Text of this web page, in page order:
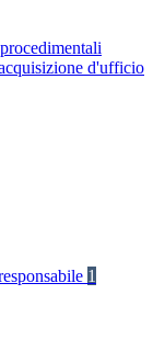
d'ufficio
1